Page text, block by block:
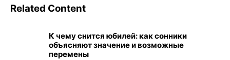
Related Content
К чему снится юбилей: как сонники
объясняют значение и возможные
перемены